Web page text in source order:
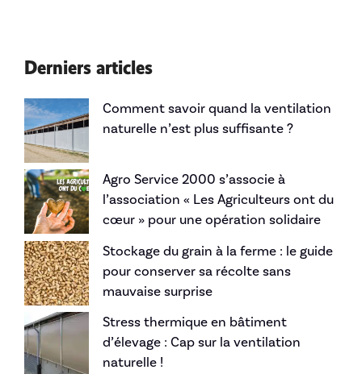
Derniers articles
Comment savoir quand la ventilation
naturelle n’est plus suffisante ?
Agro Service 2000 s’associe à
l’association « Les Agriculteurs ont du
cœur » pour une opération solidaire
Stockage du grain à la ferme : le guide
pour conserver sa récolte sans
mauvaise surprise
Stress thermique en bâtiment
d’élevage : Cap sur la ventilation
naturelle !